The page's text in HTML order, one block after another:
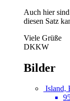
Auch hier
diesen Satz
Viele Grüße
DKKW
Bilder
Island,